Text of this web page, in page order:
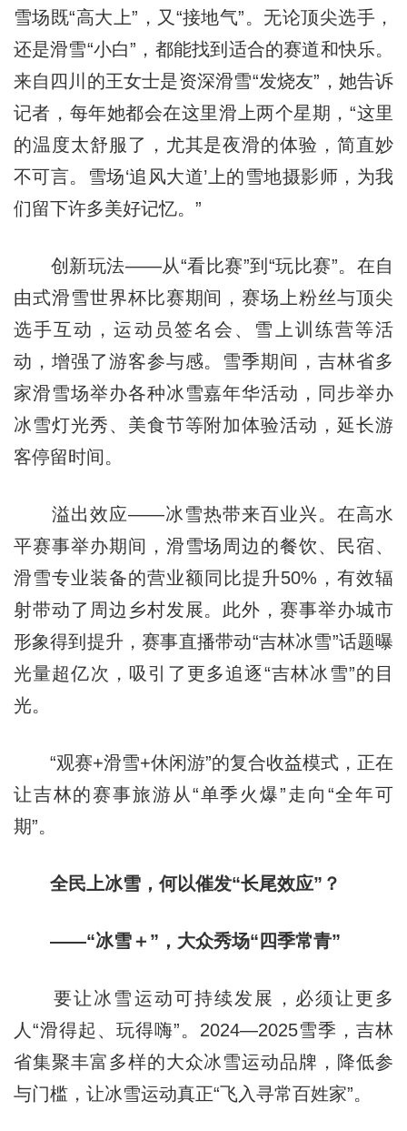
雪场既“高大上”，又“接地气”。无论顶尖选手，
还是滑雪“小白”，都能找到适合的赛道和快乐。
来自四川的王女士是资深滑雪“发烧友”，她告诉
记者，每年她都会在这里滑上两个星期，“这里
的温度太舒服了，尤其是夜滑的体验，简直妙
不可言。雪场‘追风大道’上的雪地摄影师，为我
们留下许多美好记忆。”
创新玩法——从“看比赛”到“玩比赛”。在自
由式滑雪世界杯比赛期间，赛场上粉丝与顶尖
选手互动，运动员签名会、雪上训练营等活
动，增强了游客参与感。雪季期间，吉林省多
家滑雪场举办各种冰雪嘉年华活动，同步举办
冰雪灯光秀、美食节等附加体验活动，延长游
客停留时间。
溢出效应——冰雪热带来百业兴。在高水
平赛事举办期间，滑雪场周边的餐饮、民宿、
滑雪专业装备的营业额同比提升50%，有效辐
射带动了周边乡村发展。此外，赛事举办城市
形象得到提升，赛事直播带动“吉林冰雪”话题曝
光量超亿次，吸引了更多追逐“吉林冰雪”的目
光。
“观赛+滑雪+休闲游”的复合收益模式，正在
让吉林的赛事旅游从“单季火爆”走向“全年可
期”。
全民上冰雪，何以催发“长尾效应”？
——“冰雪＋”，大众秀场“四季常青”
要让冰雪运动可持续发展，必须让更多
人“滑得起、玩得嗨”。2024—2025雪季，吉林
省集聚丰富多样的大众冰雪运动品牌，降低参
与门槛，让冰雪运动真正“飞入寻常百姓家”。